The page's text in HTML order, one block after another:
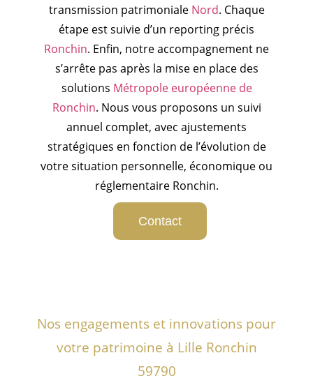
transmission patrimoniale Nord. Chaque
étape est suivie d’un reporting précis
Ronchin. Enfin, notre accompagnement ne
s’arrête pas après la mise en place des
solutions Métropole européenne de
Ronchin. Nous vous proposons un suivi
annuel complet, avec ajustements
stratégiques en fonction de l’évolution de
votre situation personnelle, économique ou
réglementaire Ronchin.
Contact
Nos engagements et innovations pour
votre patrimoine à Lille Ronchin
59790